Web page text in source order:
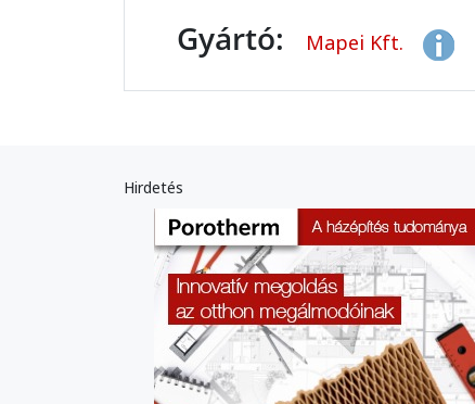
Gyártó: Mapei Kft.
Hirdetés